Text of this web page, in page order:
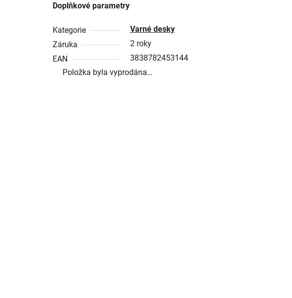
Doplňkové parametry
Kategorie
Varné desky
Záruka
2 roky
EAN
3838782453144
Položka byla vyprodána…